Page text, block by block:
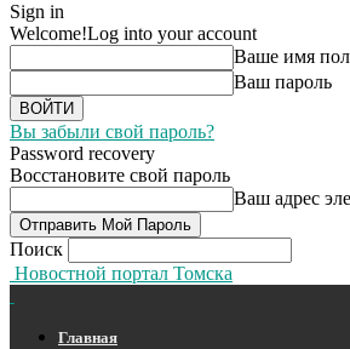
Sign in
Welcome!Log into your account
Ваше имя
Ваш пароль
Вы забыли свой пароль?
Password recovery
Восстановите свой пароль
Ваш адрес
Поиск
Новостной портал Томска
Главная